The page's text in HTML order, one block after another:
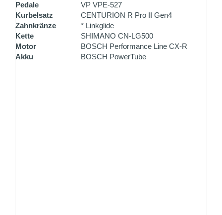
Pedale
VP VPE-527
Kurbelsatz
CENTURION R Pro II Gen4
Zahnkränze
* Linkglide
Kette
SHIMANO CN-LG500
Motor
BOSCH Performance Line CX-R
Akku
BOSCH PowerTube